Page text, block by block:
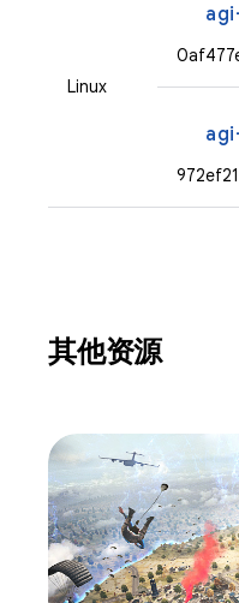
Linux
其他资源